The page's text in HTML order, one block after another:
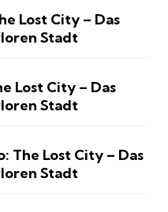
Lost City – Das
Stadt
Lost City – Das
Stadt
The Lost City – Das
Stadt